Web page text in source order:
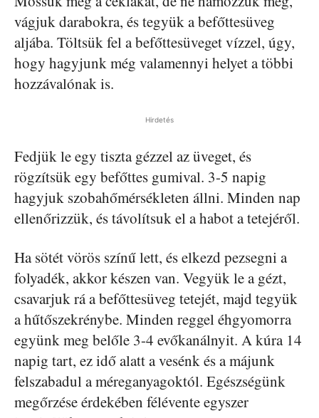
vágjuk darabokra, és tegyük a befőttesüveg
aljába. Töltsük fel a befőttesüveget vízzel, úgy,
hogy hagyjunk még valamennyi helyet a többi
hozzávalónak is.
Hirdetés
Fedjük le egy tiszta gézzel az üveget, és
rögzítsük egy befőttes gumival. 3-5 napig
hagyjuk szobahőmérsékleten állni. Minden nap
ellenőrizzük, és távolítsuk el a habot a tetejéről.
Ha sötét vörös színű lett, és elkezd pezsegni a
folyadék, akkor készen van. Vegyük le a gézt,
csavarjuk rá a befőttesüveg tetejét, majd tegyük
a hűtőszekrénybe. Minden reggel éhgyomorra
együnk meg belőle 3-4 evőkanálnyit. A kúra 14
napig tart, ez idő alatt a vesénk és a májunk
felszabadul a méreganyagoktól. Egészségünk
megőrzése érdekében félévente egyszer